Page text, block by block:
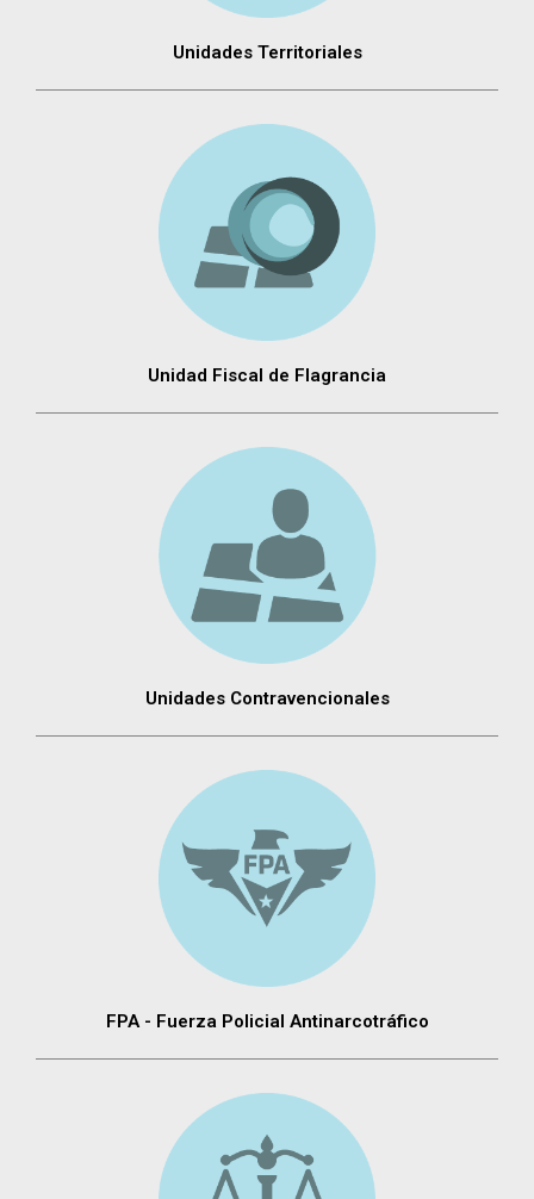
Unidades Territoriales
Unidad Fiscal de Flagrancia
Unidades Contravencionales
FPA - Fuerza Policial Antinarcotráfico